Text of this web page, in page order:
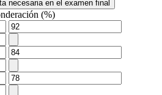
necesaria en el examen final
(%)